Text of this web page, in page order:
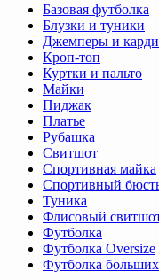
Базовая футболка
Блузки и туники
Джемперы и
Кроп-топ
Куртки и пальто
Майки
Пиджак
Платье
Рубашка
Свитшот
Спортивная майка
Спортивный
Туника
Флисовый
Футболка
Футболка Oversize
Футболка больших